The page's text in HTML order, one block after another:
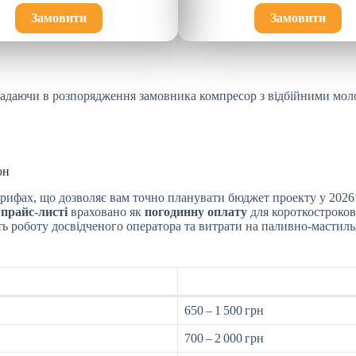
Замовити Замовити
в розпорядження замовника компресор з відбійними
що дозволяє вам точно планувати бюджет проекту у
прайс-листі враховано як погодинну оплату для
роботу досвідченого оператора та витрати на паливно-
650 – 1 500 грн
700 – 2 000 грн